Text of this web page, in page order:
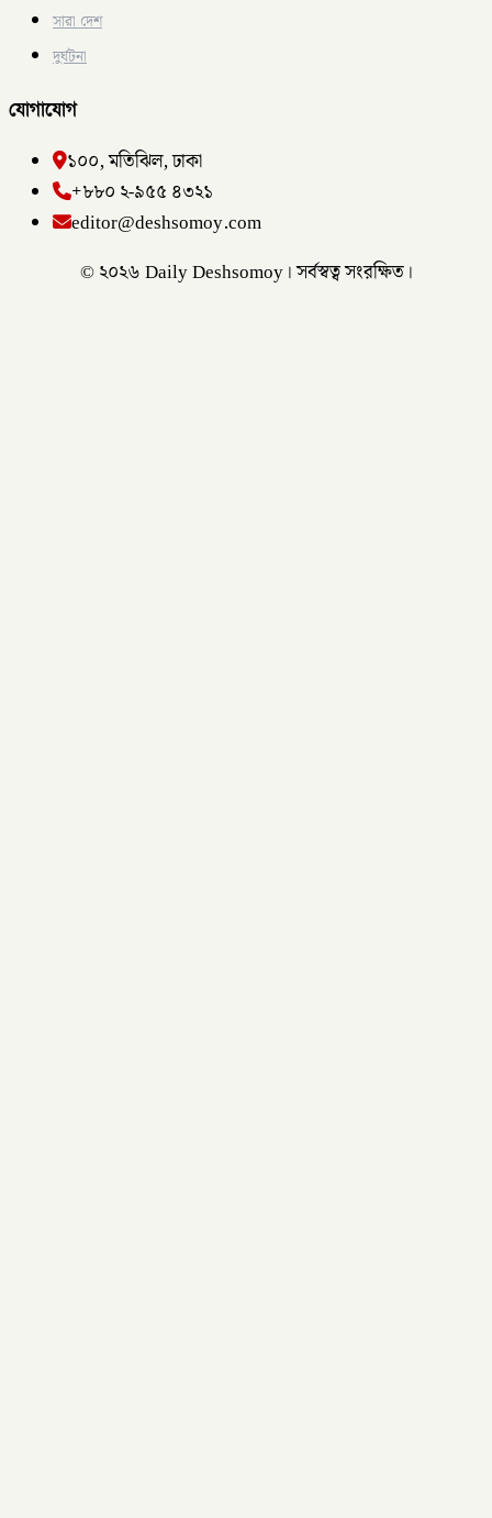
সারা দেশ
দুর্ঘটনা
যোগাযোগ
১০০, মতিঝিল, ঢাকা
+৮৮০ ২-৯৫৫ ৪৩২১
editor@deshsomoy.com
© ২০২৬ Daily Deshsomoy। সর্বস্বত্ব সংরক্ষিত।